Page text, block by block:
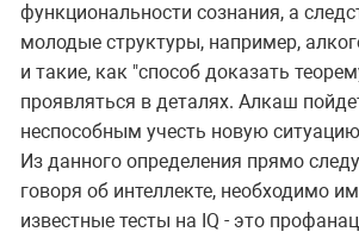
функциональности сознания, а
молодые структуры, например,
и такие, как "способ доказать
проявляться в деталях. Алкаш
неспособным учесть новую
Из данного определения прямо
говоря об интеллекте, необходимо
известные тесты на IQ - это